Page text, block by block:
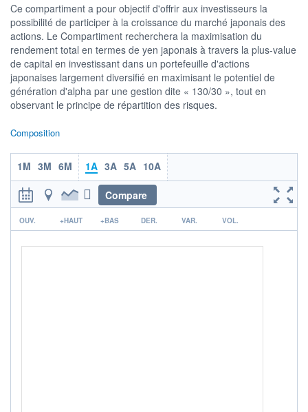
04/12 08/04
CATÉGORIE MORNINGSTAR
Actions Japon Grandes
TARIFS PRIVILÉGIÉS 0%
ÉLIGIBILITÉ
PEA PEA-PME BOURSOVIE LUX
CTO BUSINESS
Non éligible Boursobank
Ce compartiment a pour objectif d'offrir aux investisseurs la
possibilité de participer à la croissance du marché japonais des
actions. Le Compartiment recherchera la maximisation du
rendement total en termes de yen japonais à travers la plus-value
de capital en investissant dans un portefeuille d'actions
japonaises largement diversifié en maximisant le potentiel de
génération d'alpha par une gestion dite « 130/30 », tout en
observant le principe de répartition des risques.
Composition
1M 3M 6M 1A 3A 5A 10A
Compare
r
OUV. +HAUT +BAS DER. VAR. VOL.